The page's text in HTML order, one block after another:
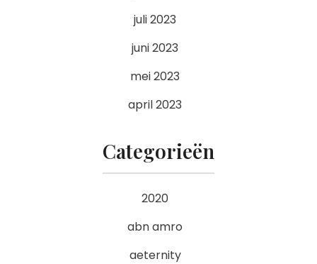
juli 2023
juni 2023
mei 2023
april 2023
Categorieën
2020
abn amro
aeternity